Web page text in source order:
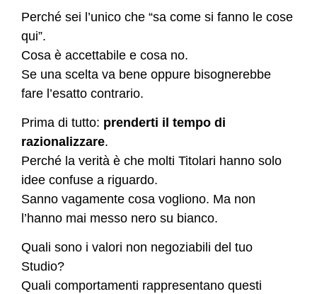
Perché sei l’unico che “sa come si fanno le cose
qui”.
Cosa è accettabile e cosa no.
Se una scelta va bene oppure bisognerebbe
fare l’esatto contrario.
Prima di tutto: prenderti il tempo di
razionalizzare.
Perché la verità è che molti Titolari hanno solo
idee confuse a riguardo.
Sanno vagamente cosa vogliono. Ma non
l’hanno mai messo nero su bianco.
Quali sono i valori non negoziabili del tuo
Studio?
Quali comportamenti rappresentano questi